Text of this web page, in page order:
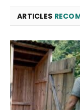
ARTICLES